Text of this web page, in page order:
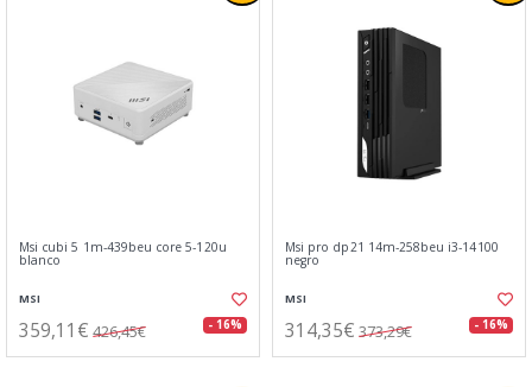
Msi cubi 5 1m-439beu core 5-120u
blanco
MSI
359,11€ 426,45€ - 16%
Msi pro dp21 14m-258beu i3-14100
negro
MSI
314,35€ 373,29€ - 16%